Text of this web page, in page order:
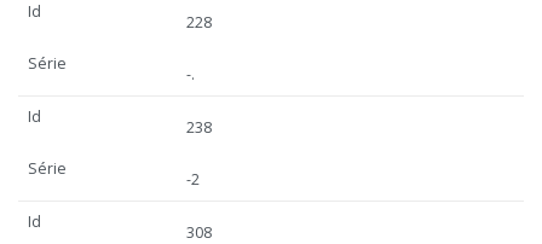
Id
228
Série
-.
Id
238
Série
-2
Id
308